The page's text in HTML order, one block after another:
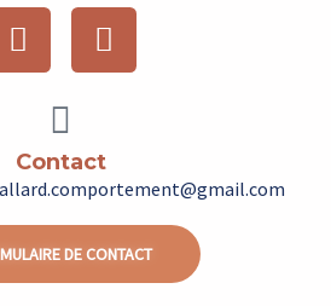
F
a
b
o
o
k
I
n
a
g
r
a
m
Contact
DE CONTACT